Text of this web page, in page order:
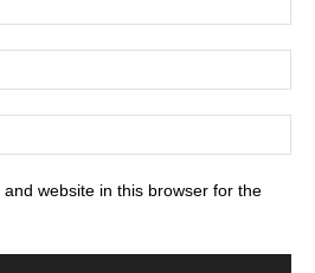
website in this browser for the